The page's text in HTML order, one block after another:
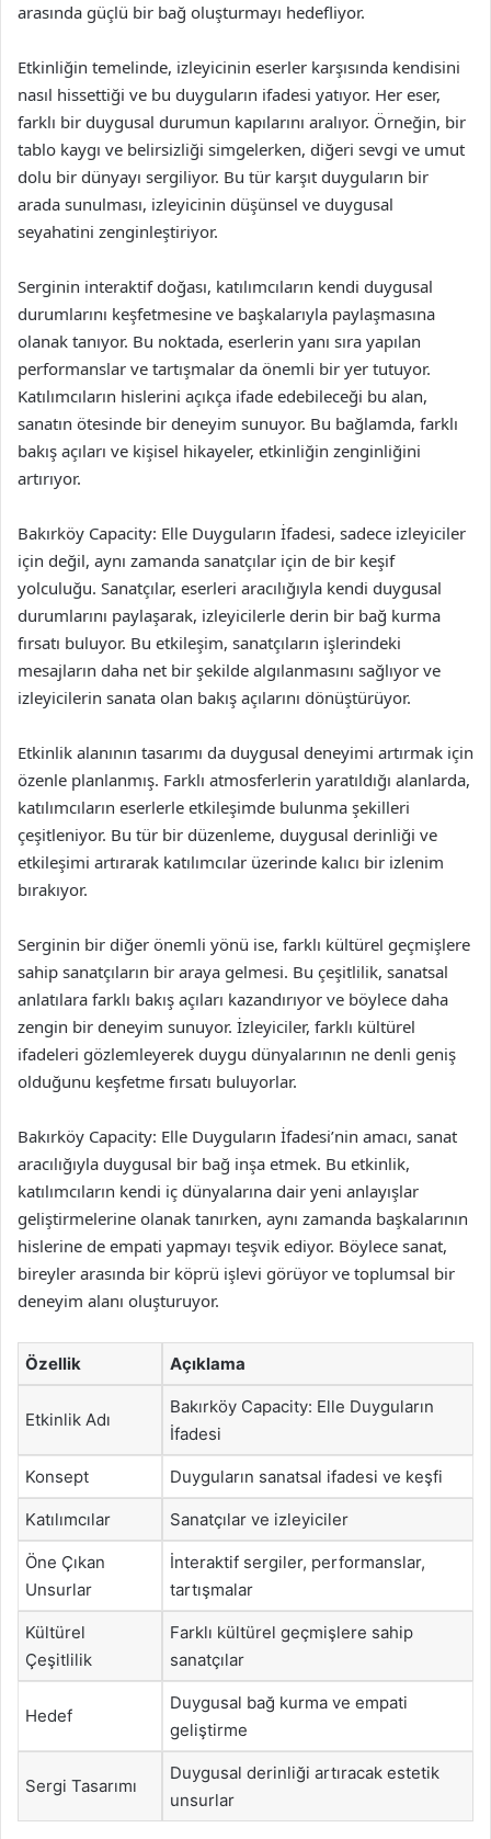
arasında güçlü bir bağ oluşturmayı hedefliyor.
Etkinliğin temelinde, izleyicinin eserler karşısında kendisini
nasıl hissettiği ve bu duyguların ifadesi yatıyor. Her eser,
farklı bir duygusal durumun kapılarını aralıyor. Örneğin, bir
tablo kaygı ve belirsizliği simgelerken, diğeri sevgi ve umut
dolu bir dünyayı sergiliyor. Bu tür karşıt duyguların bir
arada sunulması, izleyicinin düşünsel ve duygusal
seyahatini zenginleştiriyor.
Serginin interaktif doğası, katılımcıların kendi duygusal
durumlarını keşfetmesine ve başkalarıyla paylaşmasına
olanak tanıyor. Bu noktada, eserlerin yanı sıra yapılan
performanslar ve tartışmalar da önemli bir yer tutuyor.
Katılımcıların hislerini açıkça ifade edebileceği bu alan,
sanatın ötesinde bir deneyim sunuyor. Bu bağlamda, farklı
bakış açıları ve kişisel hikayeler, etkinliğin zenginliğini
artırıyor.
Bakırköy Capacity: Elle Duyguların İfadesi, sadece izleyiciler
için değil, aynı zamanda sanatçılar için de bir keşif
yolculuğu. Sanatçılar, eserleri aracılığıyla kendi duygusal
durumlarını paylaşarak, izleyicilerle derin bir bağ kurma
fırsatı buluyor. Bu etkileşim, sanatçıların işlerindeki
mesajların daha net bir şekilde algılanmasını sağlıyor ve
izleyicilerin sanata olan bakış açılarını dönüştürüyor.
Etkinlik alanının tasarımı da duygusal deneyimi artırmak için
özenle planlanmış. Farklı atmosferlerin yaratıldığı alanlarda,
katılımcıların eserlerle etkileşimde bulunma şekilleri
çeşitleniyor. Bu tür bir düzenleme, duygusal derinliği ve
etkileşimi artırarak katılımcılar üzerinde kalıcı bir izlenim
bırakıyor.
Serginin bir diğer önemli yönü ise, farklı kültürel geçmişlere
sahip sanatçıların bir araya gelmesi. Bu çeşitlilik, sanatsal
anlatılara farklı bakış açıları kazandırıyor ve böylece daha
zengin bir deneyim sunuyor. İzleyiciler, farklı kültürel
ifadeleri gözlemleyerek duygu dünyalarının ne denli geniş
olduğunu keşfetme fırsatı buluyorlar.
Bakırköy Capacity: Elle Duyguların İfadesi’nin amacı, sanat
aracılığıyla duygusal bir bağ inşa etmek. Bu etkinlik,
katılımcıların kendi iç dünyalarına dair yeni anlayışlar
geliştirmelerine olanak tanırken, aynı zamanda başkalarının
hislerine de empati yapmayı teşvik ediyor. Böylece sanat,
bireyler arasında bir köprü işlevi görüyor ve toplumsal bir
deneyim alanı oluşturuyor.
Özellik Açıklama
Etkinlik Adı
Bakırköy Capacity: Elle Duyguların
İfadesi
Konsept Duyguların sanatsal ifadesi ve keşfi
Katılımcılar Sanatçılar ve izleyiciler
Öne Çıkan
Unsurlar
İnteraktif sergiler, performanslar,
tartışmalar
Kültürel
Çeşitlilik
Farklı kültürel geçmişlere sahip
sanatçılar
Hedef
Duygusal bağ kurma ve empati
geliştirme
Sergi Tasarımı
Duygusal derinliği artıracak estetik
unsurlar